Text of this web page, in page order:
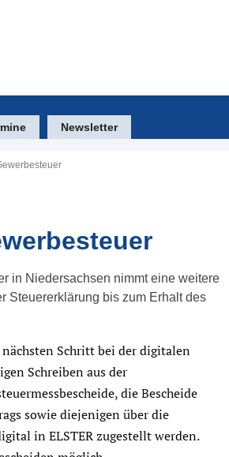
Newsletter
in Niedersachsen nimmt eine weitere
Steuererklärung bis zum Erhalt des
Schritt bei der digitalen
Schreiben aus der
die Bescheide
sowie diejenigen über die
in ELSTER zugestellt werden.